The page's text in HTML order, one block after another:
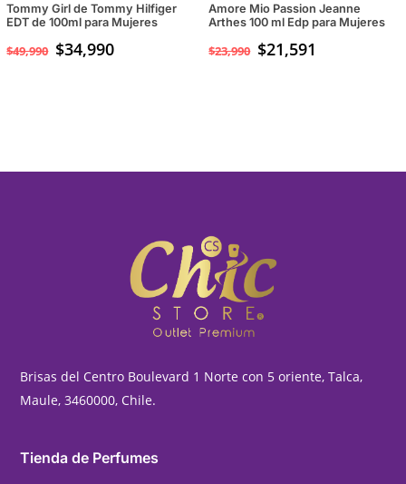
Tommy Girl de Tommy Hilfiger
EDT de 100ml para Mujeres
$49,990 El
$34,990El
Amore Mio Passion Jeanne
Arthes 100 ml Edp para Mujeres
$23,990 $21,591
Brisas del Centro Boulevard 1 Norte con 5 oriente, Talca,
Maule, 3460000, Chile.
Tienda de Perfumes